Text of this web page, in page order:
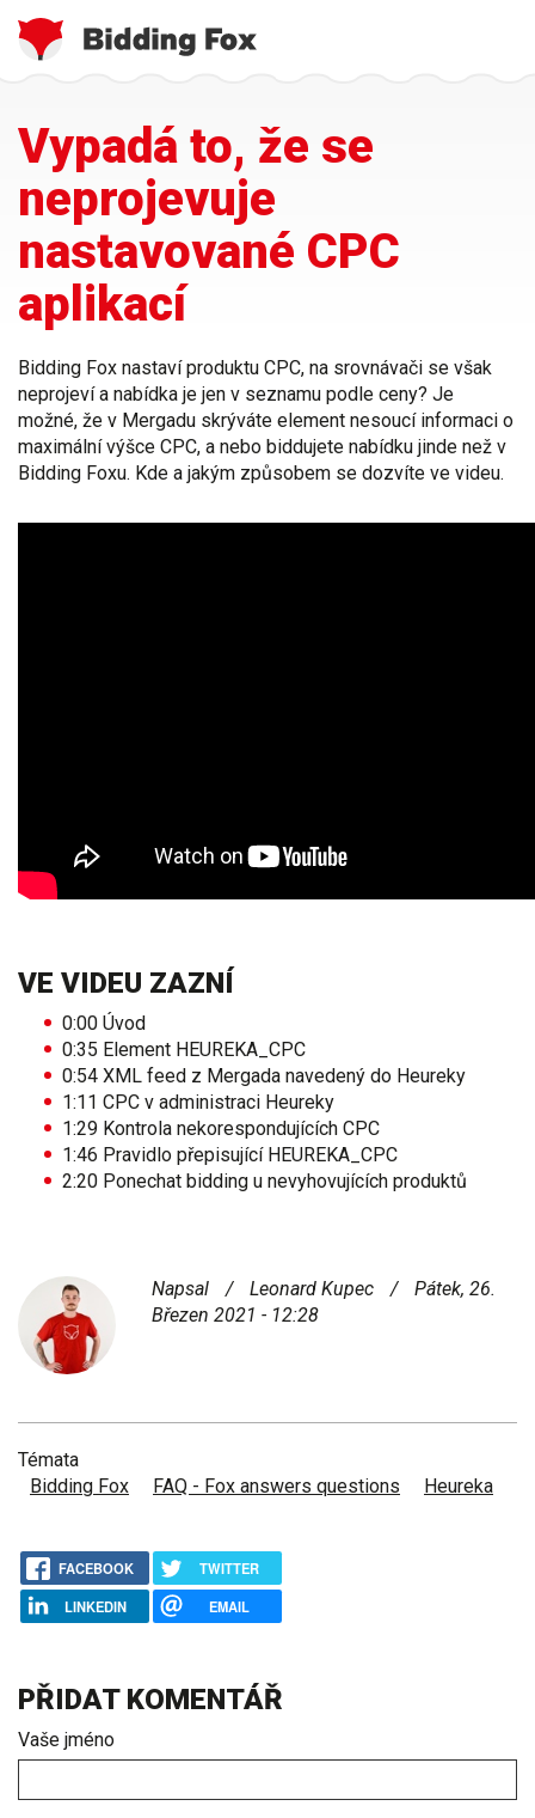
hlavnímu
obsahu
zde
Vypadá to, že se
neprojevuje
nastavované CPC
aplikací
Bidding Fox nastaví produktu CPC, na srovnávači se však
neprojeví a nabídka je jen v seznamu podle ceny? Je
možné, že v Mergadu skrýváte element nesoucí informaci o
maximální výšce CPC, a nebo biddujete nabídku jinde než v
Bidding Foxu. Kde a jakým způsobem se dozvíte ve videu.
VE VIDEU ZAZNÍ
0:00 Úvod
0:35 Element HEUREKA_CPC
0:54 XML feed z Mergada navedený do Heureky
1:11 CPC v administraci Heureky
1:29 Kontrola nekorespondujících CPC
1:46 Pravidlo přepisující HEUREKA_CPC
2:20 Ponechat bidding u nevyhovujících produktů
Napsal / Leonard Kupec /
Pátek, 26.
Březen 2021 - 12:28
Témata
Bidding Fox
FAQ - Fox answers questions Heureka
FACEBOOK
TWITTER
LINKEDIN
EMAIL
PŘIDAT KOMENTÁŘ
Vaše jméno